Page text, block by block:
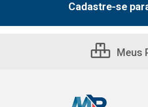
Cadastre-se
Meus